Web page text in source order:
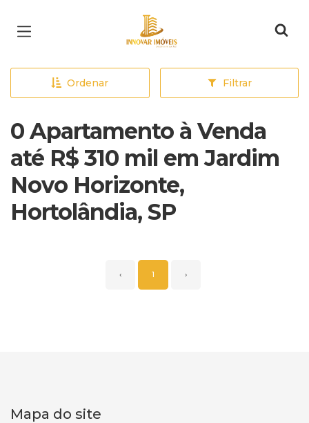
Página inicial
Ordenar Filtrar
0 Apartamento à Venda
até R$ 310 mil em Jardim
Novo Horizonte,
Hortolândia, SP
‹ 1 ›
Mapa do site